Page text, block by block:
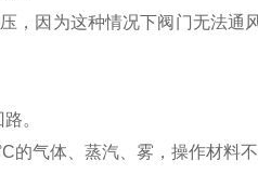
，因为这种情况下阀门无法通
。
的气体、蒸汽、雾，操作材料不